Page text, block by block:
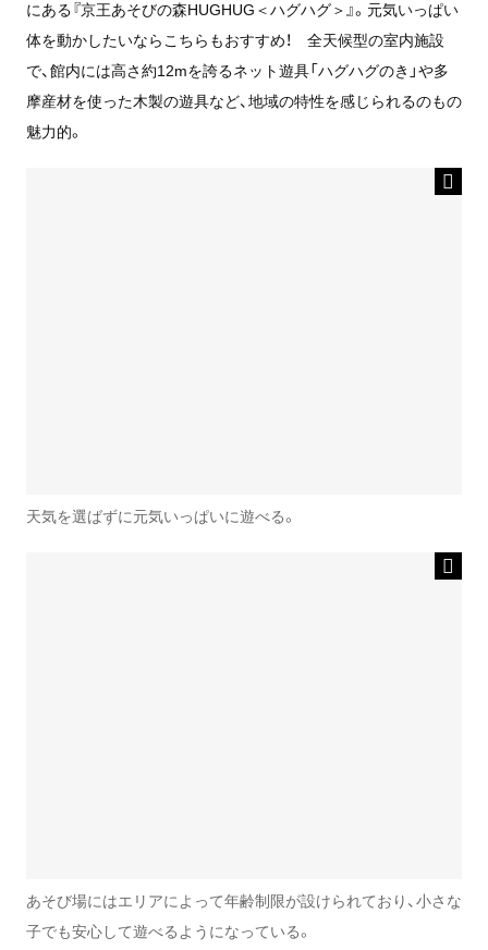
にある『京王あそびの森HUGHUG＜ハグハグ＞』。元気いっぱい
体を動かしたいならこちらもおすすめ！ 全天候型の室内施設
で、館内には高さ約12mを誇るネット遊具「ハグハグのき」や多
摩産材を使った木製の遊具など、地域の特性を感じられるのもの
魅力的。
天気を選ばずに元気いっぱいに遊べる。
あそび場にはエリアによって年齢制限が設けられており、小さな
子でも安心して遊べるようになっている。